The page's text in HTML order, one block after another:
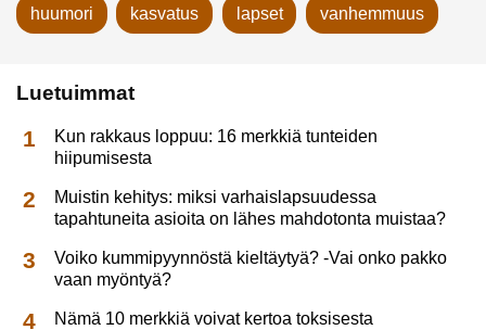
huumori kasvatus lapset vanhemmuus
Luetuimmat
Kun rakkaus loppuu: 16 merkkiä tunteiden
hiipumisesta
Muistin kehitys: miksi varhaislapsuudessa
tapahtuneita asioita on lähes mahdotonta muistaa?
Voiko kummipyynnöstä kieltäytyä? -Vai onko pakko
vaan myöntyä?
Nämä 10 merkkiä voivat kertoa toksisesta